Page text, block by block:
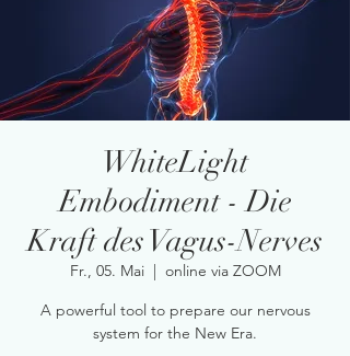
WhiteLight
Embodiment - Die
Kraft des Vagus-Nerves
Fr., 05. Mai
  |
online via ZOOM
A powerful tool to prepare our nervous
system for the New Era.